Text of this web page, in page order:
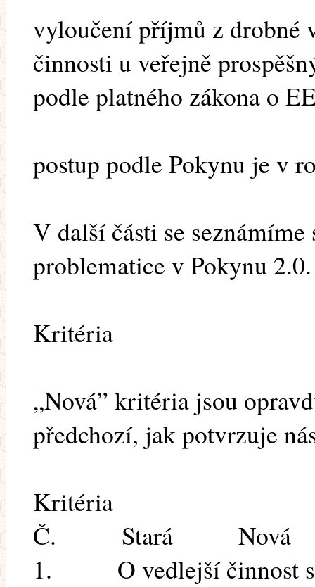
vyloučení příjmů z drobné
činnosti u veřejně
podle platného zákona o
postup podle Pokynu je v
V další části se
problematice v Pokynu 2.0.
Kritéria
„Nová” kritéria jsou
předchozí, jak potvrzuje
Kritéria
Č. Stará Nová
1. O vedlejší činnost se